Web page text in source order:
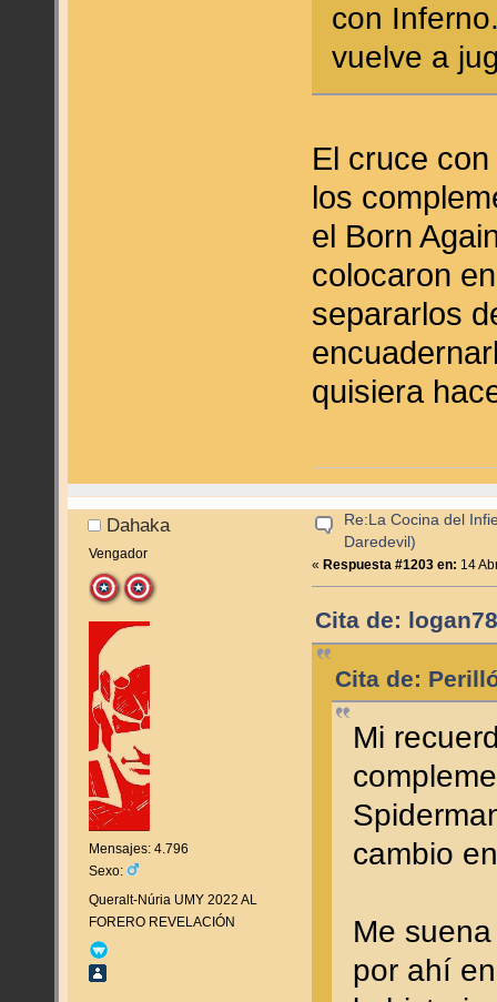
con
vuelve a
El cruce
los
el Born
colocaron
separarlos
quisiera
Dahaka
Vengador
Mensajes: 4.796
Sexo:
Queralt-Núria UMY 2022 AL
FORERO REVELACIÓN
Re:La Cocina del
Daredevil)
« Respuesta #1203 en: 14
Cita de:
Cita de:
Mi
cambio
Me
por ahí